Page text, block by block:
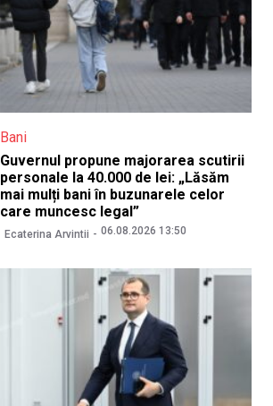
Bani
Guvernul propune majorarea scutirii
personale la 40.000 de lei: „Lăsăm
mai mulți bani în buzunarele celor
care muncesc legal”
Ecaterina Arvintii 06.08.2026 13:50